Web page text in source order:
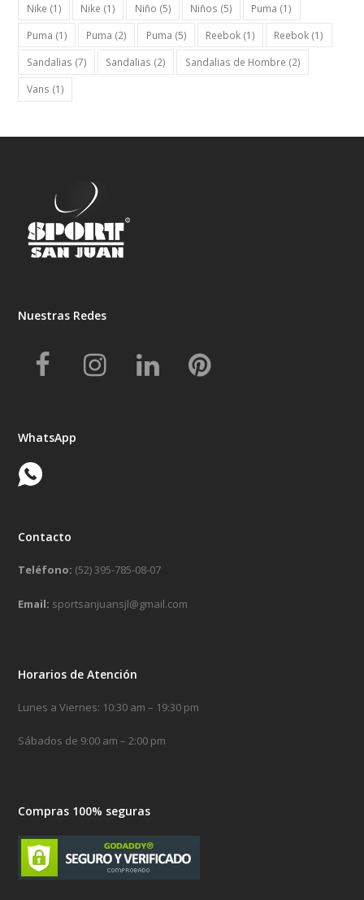
Nike (1) Nike (1) Niño (5) Niños (5) Puma (1)
Puma (1) Puma (2) Puma (5) Reebok(1) Reebok (1)
Sandalias (7) Sandalias (2) Sandalias de Hombre (2)
Vans (1)
Nuestras Redes
FacebookInstagram
LinkedInPinterest
WhatsApp
Contacto
Teléfono: (52) 395-785-08-07
Email: sportsanjuansjl@gmail.com
Horarios de Atención
Lunes a Viernes: 10:30 am – 19:30 pm
Sábados de 9:00 am – 2:00 pm
Compras 100% seguras